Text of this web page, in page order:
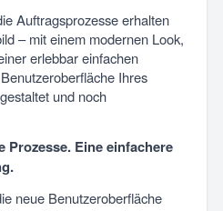
Auftragsprozesse erhalten
– mit einem modernen Look,
erlebbar einfachen
Ihres
und noch
Prozesse. Eine einfachere
neue Benutzeroberfläche